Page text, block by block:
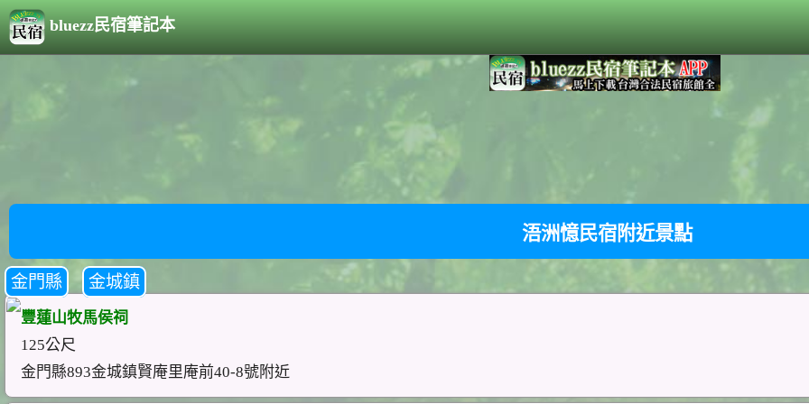
bluezz民宿筆記本
浯洲憶民宿附近景點
金門縣 金城鎮
豐蓮山牧馬侯祠
125公尺
金門縣893金城鎮賢庵里庵前40-8號附近